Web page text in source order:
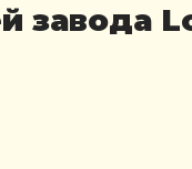
завода